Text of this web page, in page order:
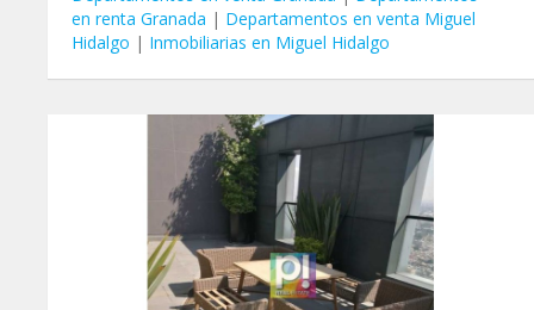
en renta Granada | Departamentos en venta Miguel
Hidalgo | Inmobiliarias en Miguel Hidalgo